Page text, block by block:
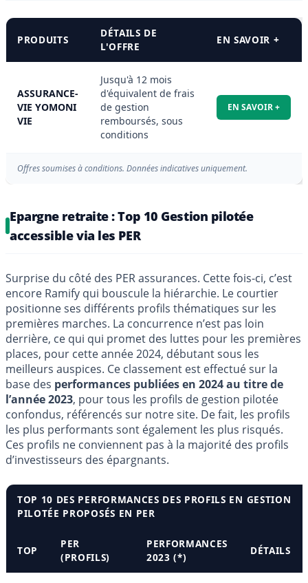
PRODUITS
DÉTAILS DE
L'OFFRE
EN SAVOIR +
ASSURANCE-
VIE YOMONI
VIE
Jusqu'à 12 mois
d'équivalent de frais
de gestion
remboursés, sous
conditions
EN SAVOIR +
Offres soumises à conditions. Données indicatives uniquement.
Epargne retraite : Top 10 Gestion pilotée
accessible via les PER
Surprise du côté des PER assurances. Cette fois-ci, c’est
encore Ramify qui bouscule la hiérarchie. Le courtier
positionne ses différents profils thématiques sur les
premières marches. La concurrence n’est pas loin
derrière, ce qui qui promet des luttes pour les premières
places, pour cette année 2024, débutant sous les
meilleurs auspices. Ce classement est effectué sur la
base des performances publiées en 2024 au titre de
l’année 2023, pour tous les profils de gestion pilotée
confondus, référencés sur notre site. De fait, les profils
les plus performants sont également les plus risqués.
Ces profils ne conviennent pas à la majorité des profils
d’investisseurs des épargnants.
TOP 10 DES PERFORMANCES DES PROFILS EN GESTION
PILOTÉE PROPOSÉS EN PER
TOP
PER
(PROFILS)
PERFORMANCES
2023 (*)
DÉTAILS